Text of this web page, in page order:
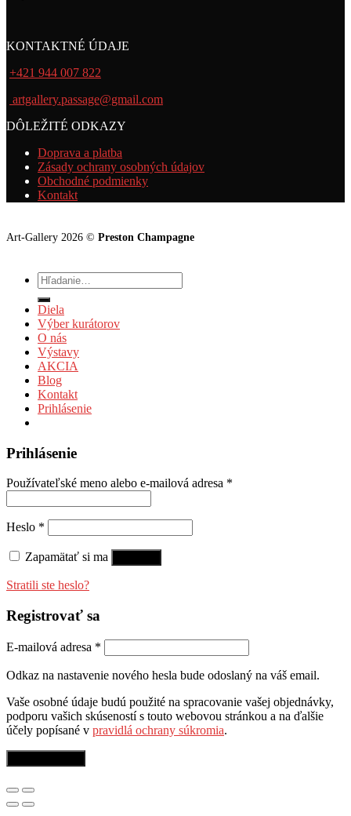
KONTAKTNÉ ÚDAJE
+421 944 007 822
artgallery.passage@gmail.com
DÔLEŽITÉ ODKAZY
Doprava a platba
Zásady ochrany osobných údajov
Obchodné podmienky
Kontakt
Art-Gallery 2026 © Preston Champagne
Hľadať:
Diela
Výber kurátorov
O nás
Výstavy
AKCIA
Blog
Kontakt
Prihlásenie
Prihlásenie
Používateľské meno alebo e-mailová adresa *
Heslo *
Zapamätať si ma
Stratili ste heslo?
Registrovať sa
E-mailová adresa *
Odkaz na nastavenie nového hesla bude odoslaný na váš email.
Vaše osobné údaje budú použité na spracovanie vašej objednávky,
podporu vašich skúseností s touto webovou stránkou a na ďalšie
účely popísané v pravidlá ochrany súkromia.